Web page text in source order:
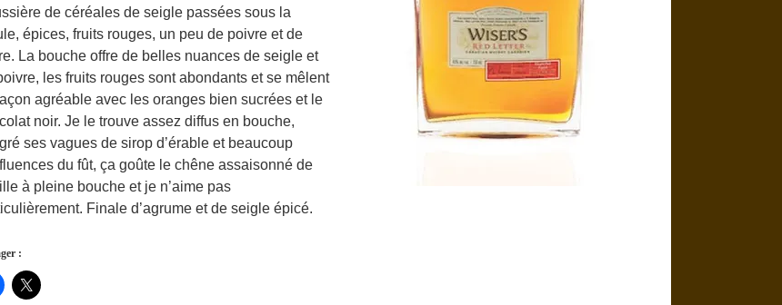
de céréales de seigle passées sous la
épices, fruits rouges, un peu de poivre et de
La bouche offre de belles nuances de seigle et
les fruits rouges sont abondants et se mêlent
agréable avec les oranges bien sucrées et le
noir. Je le trouve assez diffus en bouche,
ses vagues de sirop d’érable et beaucoup
du fût, ça goûte le chêne assaisonné de
à pleine bouche et je n’aime pas
Finale d’agrume et de seigle épicé.
: